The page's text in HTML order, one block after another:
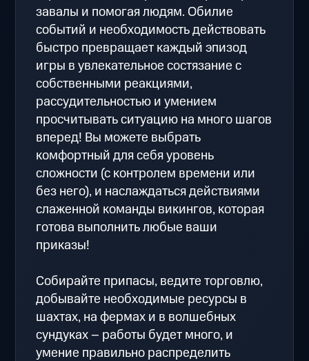
завалы и помогая людям. Обилие
событий и необходимость действовать
быстро превращает каждый эпизод
игры в увлекательное состязание с
собственными реакциями,
рассудительностью и умением
просчитывать ситуацию на много шагов
вперед! Вы можете выбрать
комфортный для себя уровень
сложности (с контролем времени или
без него), и наслаждаться действиями
слаженной команды викингов, которая
готова выполнить любые ваши
приказы!
Собирайте припасы, ведите торговлю,
добывайте необходимые ресурсы в
шахтах, на фермах и в волшебных
сундуках – работы будет много, и
умение правильно распределить